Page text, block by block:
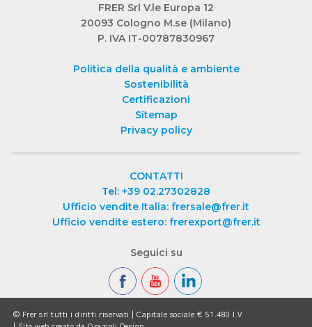
FRER Srl V.le Europa 12
20093 Cologno M.se (Milano)
P. IVA IT-00787830967
Politica della qualità e ambiente
Sostenibilità
Certificazioni
Sitemap
Privacy policy
CONTATTI
Tel: +39 02.27302828
Ufficio vendite Italia: frersale@frer.it
Ufficio vendite estero: frerexport@frer.it
Seguici su
© Frer srl tutti i diritti riservati | Capitale sociale € 51.480 I.V